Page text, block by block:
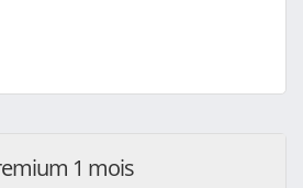
1 mois